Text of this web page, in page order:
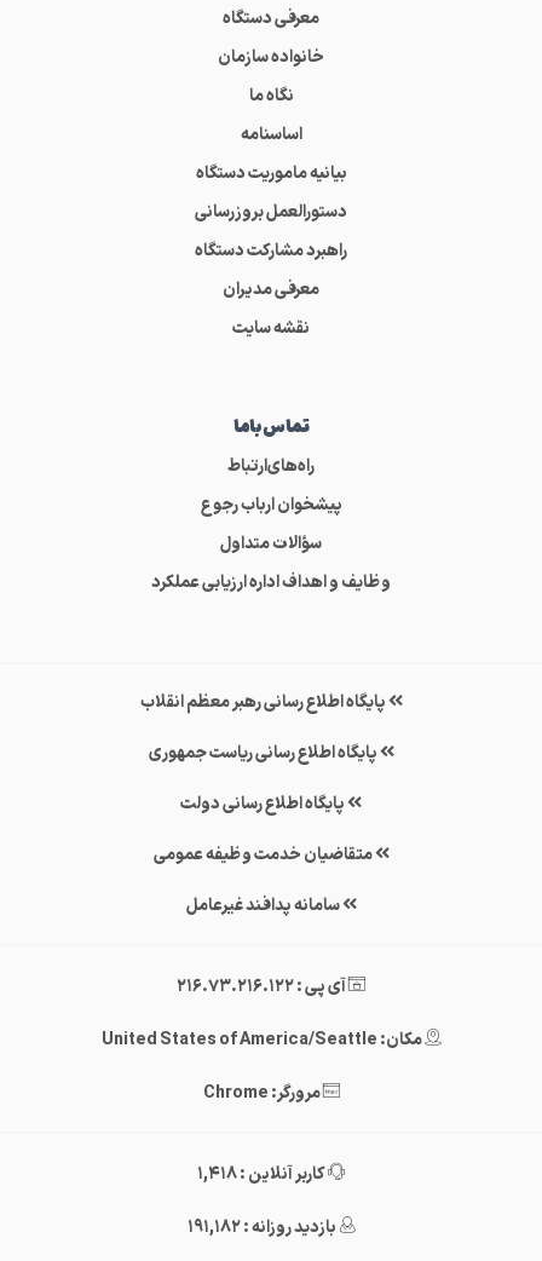
معرفی دستگاه
خانواده سازمان
نگاه ما
اساسنامه
بیانیه ماموریت دستگاه
دستورالعمل بروزرسانی
راهبرد مشارکت دستگاه
معرفی مدیران
نقشه سایت
تماس‌باما
راه‌های‌ارتباط
پیشخوان ارباب رجوع
سؤالات متداول
وظایف و اهداف اداره ارزیابی عملکرد
پایگاه اطلاع رسانی رهبر معظم انقلاب
پایگاه اطلاع رسانی ریاست جمهوری
پایگاه اطلاع رسانی دولت
متقاضیان خدمت وظیفه عمومی
سامانه پدافند غیرعامل
آی پی : 216.73.216.122
مکان: United States of America/Seattle
مرورگر: Chrome
کاربر آنلاین : 1,418
بازدید روزانه : 191,182